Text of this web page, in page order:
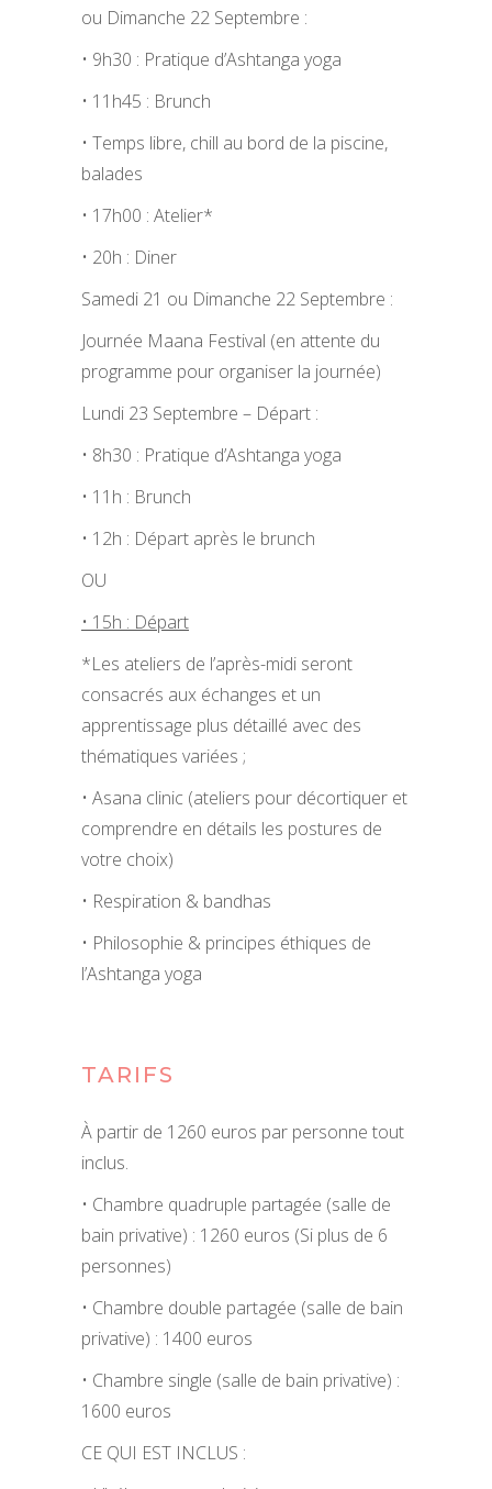
ou Dimanche 22 Septembre :
• 9h30 : Pratique d’Ashtanga yoga
• 11h45 : Brunch
• Temps libre, chill au bord de la piscine,
balades
• 17h00 : Atelier*
• 20h : Diner
Samedi 21 ou Dimanche 22 Septembre :
Journée Maana Festival (en attente du
programme pour organiser la journée)
Lundi 23 Septembre – Départ :
• 8h30 : Pratique d’Ashtanga yoga
• 11h : Brunch
• 12h : Départ après le brunch
OU
• 15h : Départ
*Les ateliers de l’après-midi seront
consacrés aux échanges et un
apprentissage plus détaillé avec des
thématiques variées ;
• Asana clinic (ateliers pour décortiquer et
comprendre en détails les postures de
votre choix)
• Respiration & bandhas
• Philosophie & principes éthiques de
l’Ashtanga yoga
TARIFS
À partir de 1260 euros par personne tout
inclus.
• Chambre quadruple partagée (salle de
bain privative) : 1260 euros (Si plus de 6
personnes)
• Chambre double partagée (salle de bain
privative) : 1400 euros
• Chambre single (salle de bain privative) :
1600 euros
CE QUI EST INCLUS :